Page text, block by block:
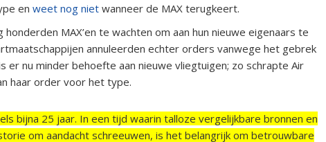
en weet nog niet wanneer de MAX terugkeert.
MAX’en te wachten om aan hun nieuwe eigenaars te
annuleerden echter orders vanwege het gebrek
er nu minder behoefte aan nieuwe vliegtuigen; zo schrapte Air
haar order voor het type.
bijna 25 jaar. In een tijd waarin talloze vergelijkbare bronnen en
om aandacht schreeuwen, is het belangrijk om betrouwbare